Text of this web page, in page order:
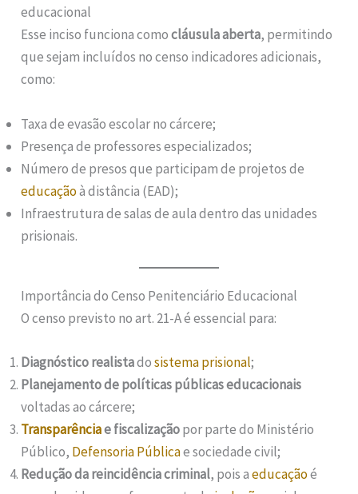
educacional
Esse inciso funciona comocláusula aberta, permitindo
que sejam incluídos no censo indicadores adicionais,
como:
Taxa de evasão escolar no cárcere;
Presença de professores especializados;
Número de presos que participam de projetos de
educaçãoà distância (EAD);
Infraestrutura de salas de aula dentro das unidades
prisionais.
Importância do Censo Penitenciário Educacional
O censo previsto no art. 21-A é essencial para:
Diagnóstico realistadosistema prisional;
Planejamento de políticas públicas educacionais
voltadas ao cárcere;
Transparênciae fiscalizaçãopor parte do Ministério
Público, Defensoria Públicae sociedade civil;
Redução da reincidência criminal, pois aeducaçãoé